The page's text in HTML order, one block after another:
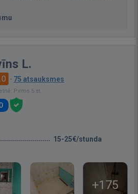
L.
· 75 atsauksmes
Pirms 5 st.
15-25€/stunda
+175